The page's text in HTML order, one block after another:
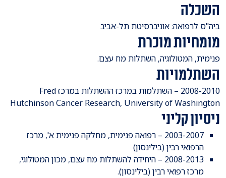
השכלה
ביה"ס לרפואה: אוניברסיטת תל-אביב
מומחיות מוכרת
פנימית, המטולוגיה, השתלות מח עצם.
השתלמויות
2008-2010 – השתלמות במרכז ההשתלות במרכז Fred
Hutchinson Cancer Research, University of Washington
ניסיון קליני
2003-2007 – רפואה פנימית, מחלקה פנימית א', מרכז
הרפואי רבין (בילינסון)
2008-2013 – היחידה להשתלות מח עצם, מכון המטולוגי,
מרכז רפואי רבין (בילינסון).